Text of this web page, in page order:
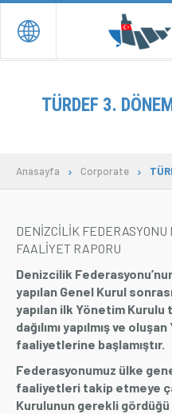
TR
EN
DERNEK ve ÜYELER
TEMSİLCİLİKLER
İLETİŞİM
Donate
ÜYE İŞLEMLERİ
TÜRDEF 3.
Anasayfa Corporate
DENİZCİLİK FEDERASYONU
FAALİYET RAPORU
Denizcilik
yapılan Genel Kurul
yapılan ilk Yönetim Kurulu
dağılımı yapılmış ve
faaliyetlerine başlamıştır.
Federasyonumuz ülke
faaliyetleri takip etmeye
Kurulunun gerekli